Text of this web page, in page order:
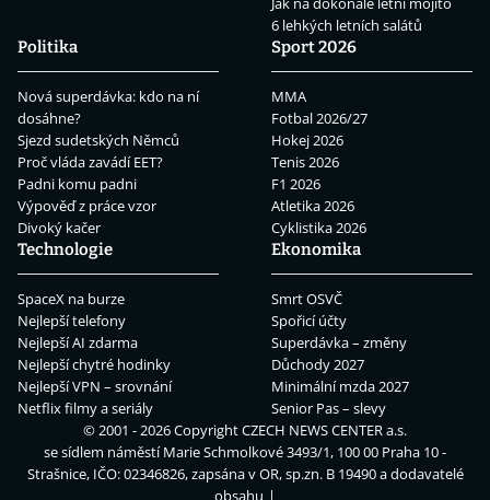
6 lehkých letních salátů
Politika
Nová superdávka: kdo na ní
dosáhne?
Sjezd sudetských Němců
Proč vláda zavádí EET?
Padni komu padni
Výpověď z práce vzor
Divoký kačer
Sport 2026
MMA
Fotbal 2026/27
Hokej 2026
Tenis 2026
F1 2026
Atletika 2026
Cyklistika 2026
Technologie
SpaceX na burze
Nejlepší telefony
Nejlepší AI zdarma
Nejlepší chytré hodinky
Nejlepší VPN – srovnání
Netflix filmy a seriály
Ekonomika
Smrt OSVČ
Spořicí účty
Superdávka – změny
Důchody 2027
Minimální mzda 2027
Senior Pas – slevy
© 2001 - 2026 CopyrightCZECH NEWS CENTER a.s.
se sídlem náměstí Marie Schmolkové 3493/1, 100 00 Praha 10 -
Strašnice, IČO: 02346826, zapsána v OR, sp.zn. B 19490 a dodavatelé
obsahu